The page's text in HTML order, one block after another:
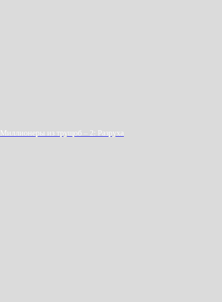
Миллионеры из трущоб – 2: Разруха